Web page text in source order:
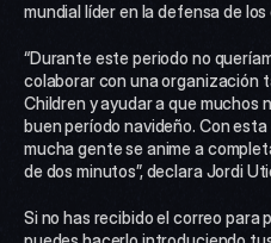
mundial líder en la defensa de
“Durante este periodo no
colaborar con una organización
Children y ayudar a que muchos
buen período navideño. Con
mucha gente se anime a
de dos minutos”, declara Jordi
Si no has recibido el correo